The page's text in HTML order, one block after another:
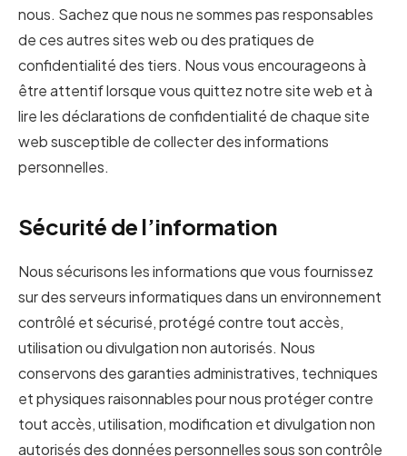
nous. Sachez que nous ne sommes pas responsables
de ces autres sites web ou des pratiques de
confidentialité des tiers. Nous vous encourageons à
être attentif lorsque vous quittez notre site web et à
lire les déclarations de confidentialité de chaque site
web susceptible de collecter des informations
personnelles.
Sécurité de l’information
Nous sécurisons les informations que vous fournissez
sur des serveurs informatiques dans un environnement
contrôlé et sécurisé, protégé contre tout accès,
utilisation ou divulgation non autorisés. Nous
conservons des garanties administratives, techniques
et physiques raisonnables pour nous protéger contre
tout accès, utilisation, modification et divulgation non
autorisés des données personnelles sous son contrôle